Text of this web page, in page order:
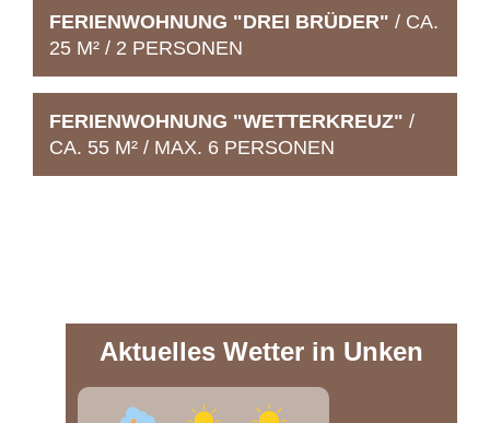
FERIENWOHNUNG "DREI BRÜDER" / CA.
25 M² / 2 PERSONEN
FERIENWOHNUNG "WETTERKREUZ" /
CA. 55 M² / MAX. 6 PERSONEN
Aktuelles Wetter in Unken